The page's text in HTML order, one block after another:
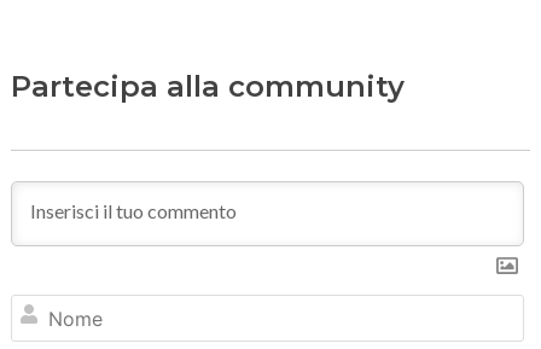
Partecipa alla community